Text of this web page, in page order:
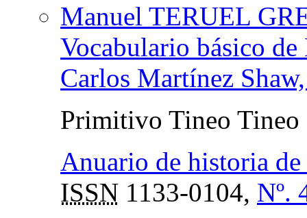
Manuel TERUEL
Vocabulario básico
Carlos Martínez
Primitivo Tineo Tineo
Anuario de historia
ISSN 1133-0104, Nº.